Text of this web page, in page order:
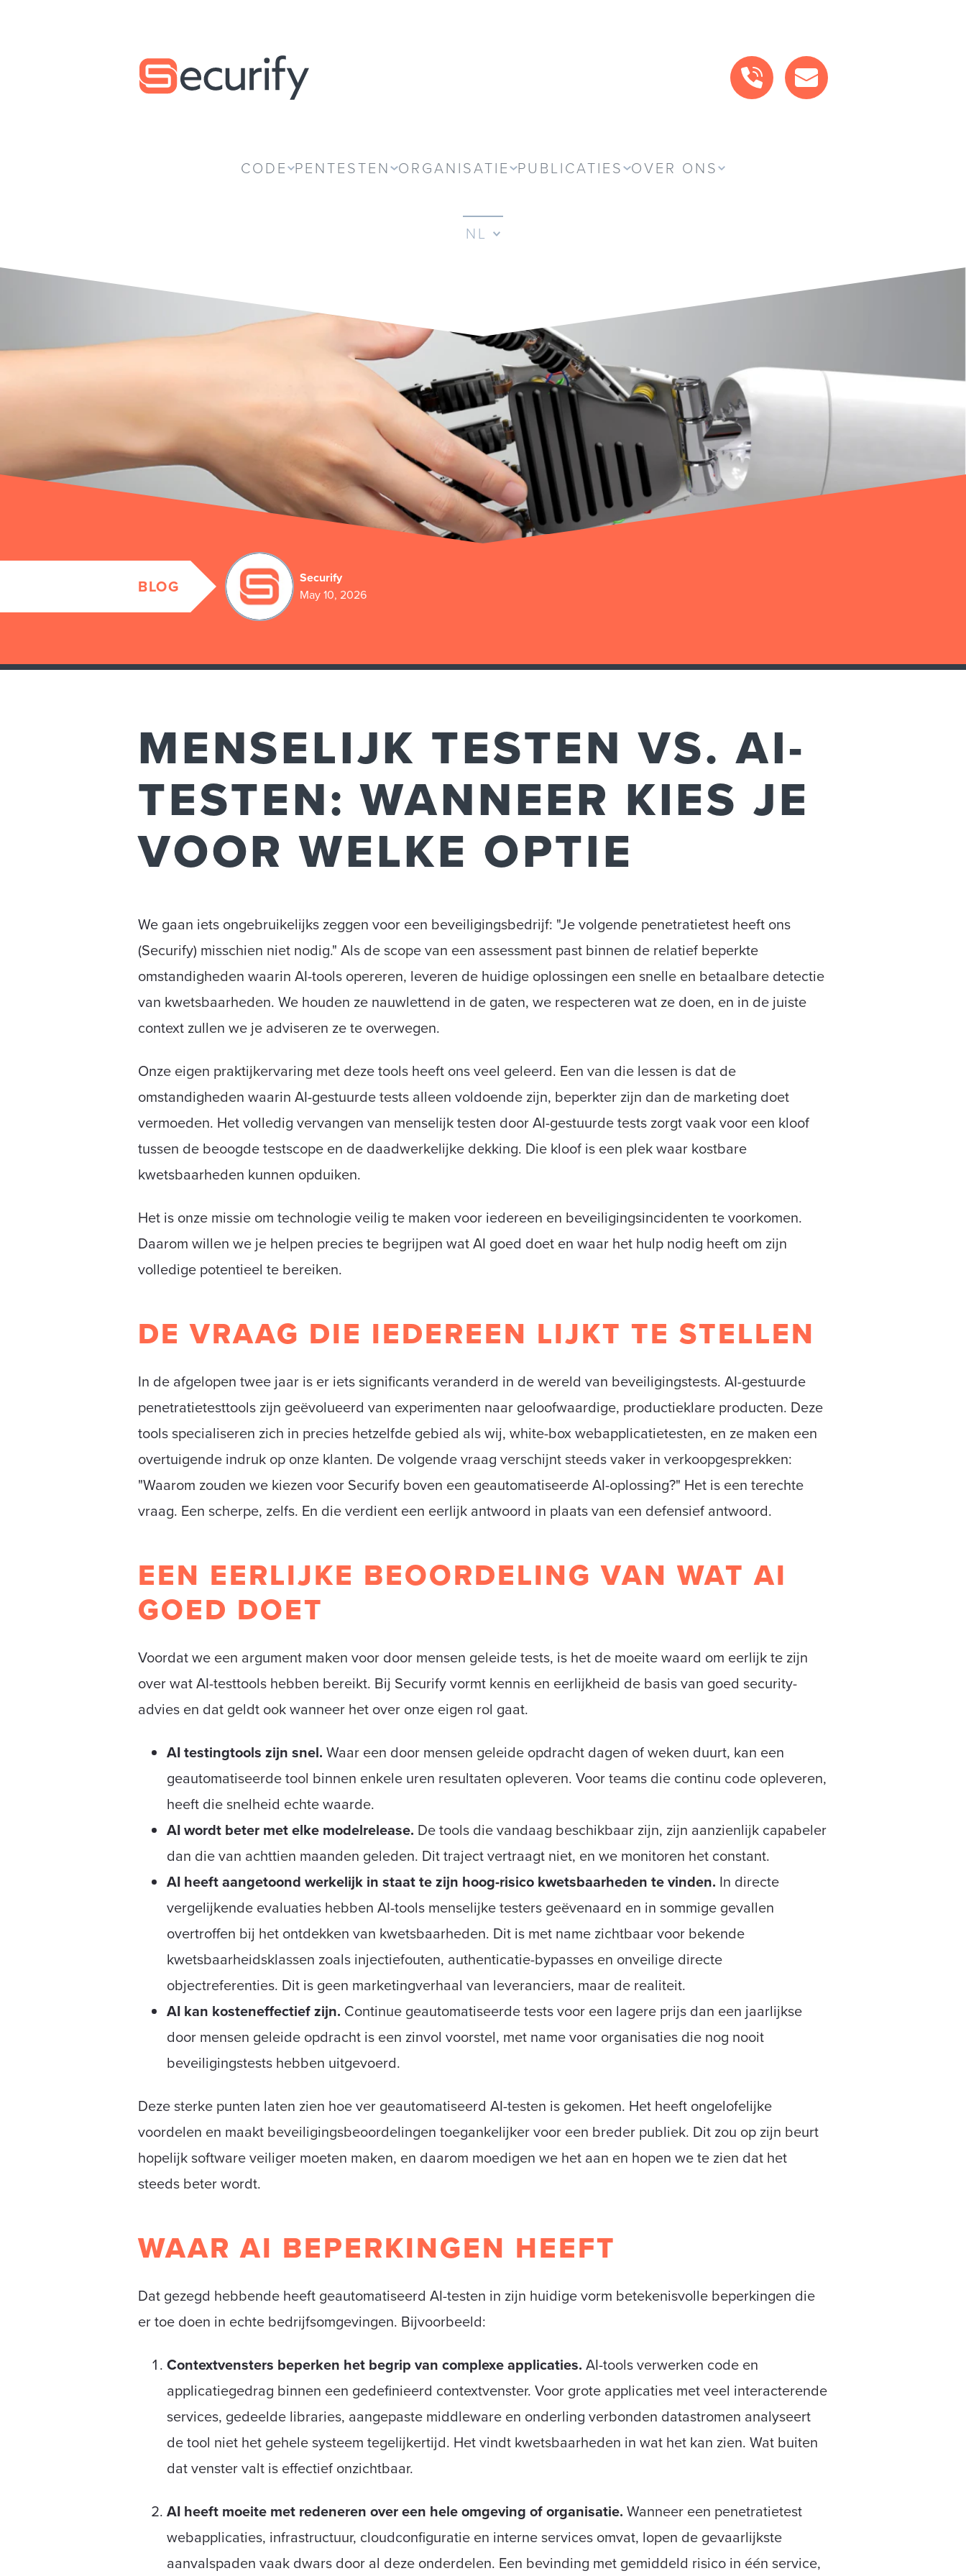
Securify home
BEL ONSMAIL ONS
CODE PENTESTEN ORGANISATIE PUBLICATIES OVER ONS
NL
BLOG
Securify
May 10, 2026
MENSELIJK TESTEN VS. AI-
TESTEN: WANNEER KIES JE
VOOR WELKE OPTIE
We gaan iets ongebruikelijks zeggen voor een beveiligingsbedrijf: "Je volgende penetratietest heeft ons
(Securify) misschien niet nodig." Als de scope van een assessment past binnen de relatief beperkte
omstandigheden waarin AI-tools opereren, leveren de huidige oplossingen een snelle en betaalbare detectie
van kwetsbaarheden. We houden ze nauwlettend in de gaten, we respecteren wat ze doen, en in de juiste
context zullen we je adviseren ze te overwegen.
Onze eigen praktijkervaring met deze tools heeft ons veel geleerd. Een van die lessen is dat de
omstandigheden waarin AI-gestuurde tests alleen voldoende zijn, beperkter zijn dan de marketing doet
vermoeden. Het volledig vervangen van menselijk testen door AI-gestuurde tests zorgt vaak voor een kloof
tussen de beoogde testscope en de daadwerkelijke dekking. Die kloof is een plek waar kostbare
kwetsbaarheden kunnen opduiken.
Het is onze missie om technologie veilig te maken voor iedereen en beveiligingsincidenten te voorkomen.
Daarom willen we je helpen precies te begrijpen wat AI goed doet en waar het hulp nodig heeft om zijn
volledige potentieel te bereiken.
DE VRAAG DIE IEDEREEN LIJKT TE STELLEN
In de afgelopen twee jaar is er iets significants veranderd in de wereld van beveiligingstests. AI-gestuurde
penetratietesttools zijn geëvolueerd van experimenten naar geloofwaardige, productieklare producten. Deze
tools specialiseren zich in precies hetzelfde gebied als wij, white-box webapplicatietesten, en ze maken een
overtuigende indruk op onze klanten. De volgende vraag verschijnt steeds vaker in verkoopgesprekken:
"Waarom zouden we kiezen voor Securify boven een geautomatiseerde AI-oplossing?" Het is een terechte
vraag. Een scherpe, zelfs. En die verdient een eerlijk antwoord in plaats van een defensief antwoord.
EEN EERLIJKE BEOORDELING VAN WAT AI
GOED DOET
Voordat we een argument maken voor door mensen geleide tests, is het de moeite waard om eerlijk te zijn
over wat AI-testtools hebben bereikt. Bij Securify vormt kennis en eerlijkheid de basis van goed security-
advies en dat geldt ook wanneer het over onze eigen rol gaat.
AI testingtools zijn snel. Waar een door mensen geleide opdracht dagen of weken duurt, kan een
geautomatiseerde tool binnen enkele uren resultaten opleveren. Voor teams die continu code opleveren,
heeft die snelheid echte waarde.
AI wordt beter met elke modelrelease. De tools die vandaag beschikbaar zijn, zijn aanzienlijk capabeler
dan die van achttien maanden geleden. Dit traject vertraagt niet, en we monitoren het constant.
AI heeft aangetoond werkelijk in staat te zijn hoog-risico kwetsbaarheden te vinden. In directe
vergelijkende evaluaties hebben AI-tools menselijke testers geëvenaard en in sommige gevallen
overtroffen bij het ontdekken van kwetsbaarheden. Dit is met name zichtbaar voor bekende
kwetsbaarheidsklassen zoals injectiefouten, authenticatie-bypasses en onveilige directe
objectreferenties. Dit is geen marketingverhaal van leveranciers, maar de realiteit.
AI kan kosteneffectief zijn. Continue geautomatiseerde tests voor een lagere prijs dan een jaarlijkse
door mensen geleide opdracht is een zinvol voorstel, met name voor organisaties die nog nooit
beveiligingstests hebben uitgevoerd.
Deze sterke punten laten zien hoe ver geautomatiseerd AI-testen is gekomen. Het heeft ongelofelijke
voordelen en maakt beveiligingsbeoordelingen toegankelijker voor een breder publiek. Dit zou op zijn beurt
hopelijk software veiliger moeten maken, en daarom moedigen we het aan en hopen we te zien dat het
steeds beter wordt.
WAAR AI BEPERKINGEN HEEFT
Dat gezegd hebbende heeft geautomatiseerd AI-testen in zijn huidige vorm betekenisvolle beperkingen die
er toe doen in echte bedrijfsomgevingen. Bijvoorbeeld:
Contextvensters beperken het begrip van complexe applicaties. AI-tools verwerken code en
applicatiegedrag binnen een gedefinieerd contextvenster. Voor grote applicaties met veel interacterende
services, gedeelde libraries, aangepaste middleware en onderling verbonden datastromen analyseert
de tool niet het gehele systeem tegelijkertijd. Het vindt kwetsbaarheden in wat het kan zien. Wat buiten
dat venster valt is effectief onzichtbaar.
AI heeft moeite met redeneren over een hele omgeving of organisatie. Wanneer een penetratietest
webapplicaties, infrastructuur, cloudconfiguratie en interne services omvat, lopen de gevaarlijkste
aanvalspaden vaak dwars door al deze onderdelen. Een bevinding met gemiddeld risico in één service,